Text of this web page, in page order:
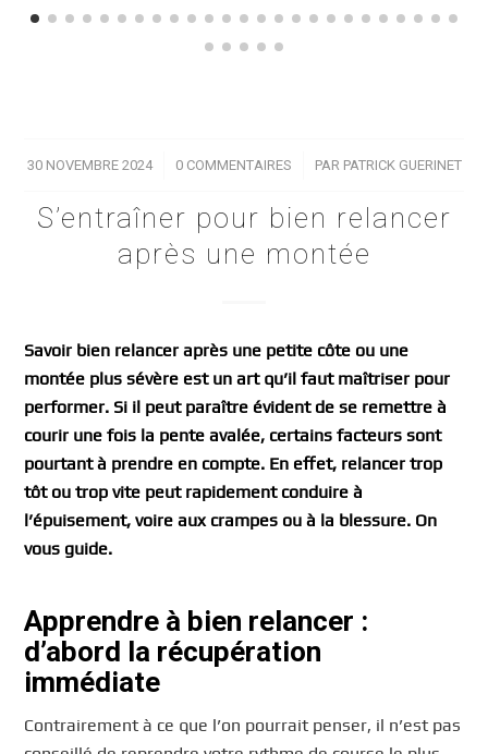
30 NOVEMBRE 2024
/ 0 COMMENTAIRES
/ PAR PATRICK GUERINET
S’entraîner pour bien relancer
après une montée
Savoir bien relancer après une petite côte ou une
montée plus sévère est un art qu’il faut maîtriser pour
performer. Si il peut paraître évident de se remettre à
courir une fois la pente avalée, certains facteurs sont
pourtant à prendre en compte. En effet, relancer trop
tôt ou trop vite peut rapidement conduire à
l’épuisement, voire aux crampes ou à la blessure. On
vous guide.
Apprendre à bien relancer :
d’abord la récupération
immédiate
Contrairement à ce que l’on pourrait penser, il n’est pas